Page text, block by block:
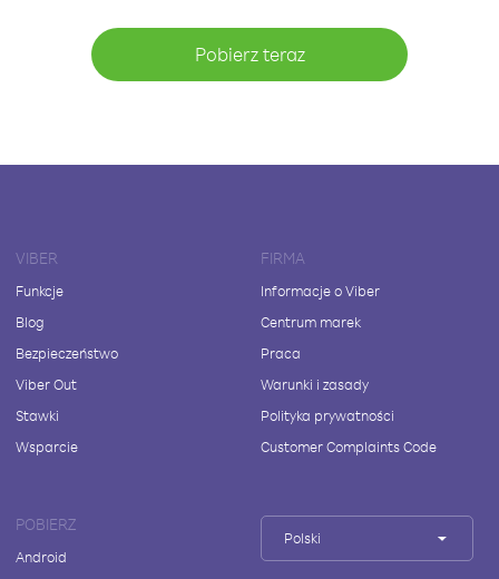
Pobierz teraz
VIBER
Funkcje
Blog
Bezpieczeństwo
Viber Out
Stawki
Wsparcie
FIRMA
Informacje o Viber
Centrum marek
Praca
Warunki i zasady
Polityka prywatności
Customer Complaints Code
POBIERZ
Android
Polski